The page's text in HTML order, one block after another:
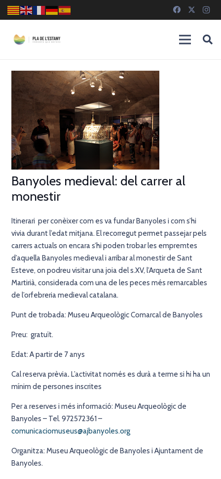
Banyoles medieval: del carrer al
monestir
Itinerari per conèixer com es va fundar Banyoles i com s’hi
vivia durant l’edat mitjana. El recorregut permet passejar pels
carrers actuals on encara s’hi poden trobar les empremtes
d’aquella Banyoles medieval i arribar al monestir de Sant
Esteve, on podreu visitar una joia del s.XV, l’Arqueta de Sant
Martirià, considerada com una de les peces més remarcables
de l’orfebreria medieval catalana.
Punt de trobada: Museu Arqueològic Comarcal de Banyoles
Preu: gratuït.
Edat: A partir de 7 anys
Cal reserva prèvia. L’activitat només es durà a terme si hi ha un
mínim de persones inscrites
Per a reserves i més informació: Museu Arqueològic de
Banyoles – Tel. 972572361 –
comunicaciomuseus@ajbanyoles.org
Organitza: Museu Arqueològic de Banyoles i Ajuntament de
Banyoles.